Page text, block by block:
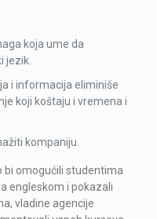
koja ume da
jezik.
i informacija eliminiše
koji koštaju i vremena i
kompaniju.
bi omogućili studentima
engleskom i pokazali
vladine agencije